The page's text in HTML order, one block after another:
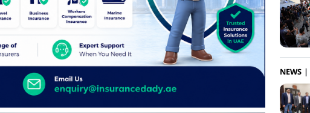
NEWS